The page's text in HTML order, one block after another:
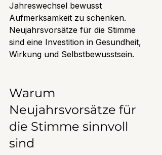
Jahreswechsel bewusst
Aufmerksamkeit zu schenken.
Neujahrsvorsätze für die Stimme
sind eine Investition in Gesundheit,
Wirkung und Selbstbewusstsein.
Warum
Neujahrsvorsätze für
die Stimme sinnvoll
sind